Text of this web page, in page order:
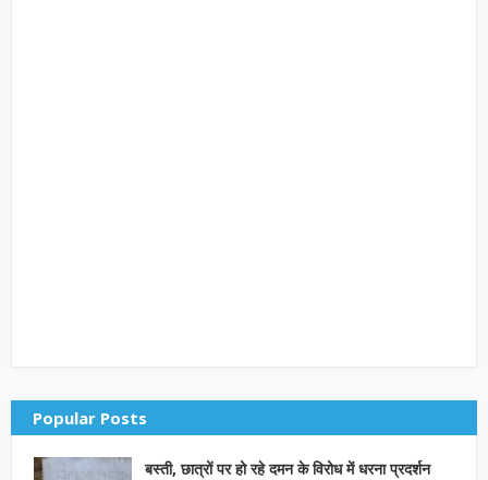
Popular Posts
बस्ती, छात्रों पर हो रहे दमन के विरोध में धरना प्रदर्शन